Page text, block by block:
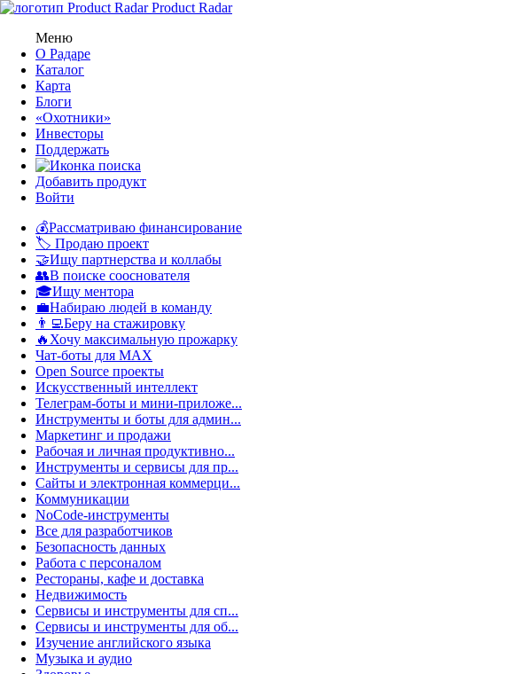
Product Radar
Меню
О Радаре
Каталог
Карта
Блоги
«Охотники»
Инвесторы
Поддержать
Добавить продукт
Войти
💰Рассматриваю финансирование
🏷️ Продаю проект
🤝Ищу партнерства и коллабы
👥В поиске сооснователя
🎓Ищу ментора
💼Набираю людей в команду
👨‍💻Беру на стажировку
🔥Хочу максимальную прожарку
Чат-боты для MAX
Open Source проекты
Искусственный интеллект
Телеграм-боты и мини-приложе...
Инструменты и боты для админ...
Маркетинг и продажи
Рабочая и личная продуктивно...
Инструменты и сервисы для пр...
Сайты и электронная коммерци...
Коммуникации
NoCode-инструменты
Все для разработчиков
Безопасность данных
Работа с персоналом
Рестораны, кафе и доставка
Недвижимость
Сервисы и инструменты для сп...
Сервисы и инструменты для об...
Изучение английского языка
Музыка и аудио